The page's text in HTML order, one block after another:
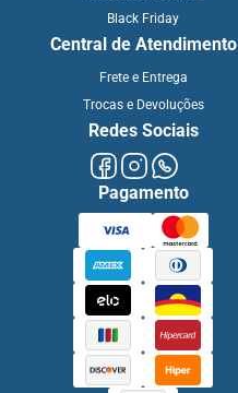
Black Friday
Central de Atendimento
Frete e Entrega
Trocas e Devoluções
Redes Sociais
Pagamento